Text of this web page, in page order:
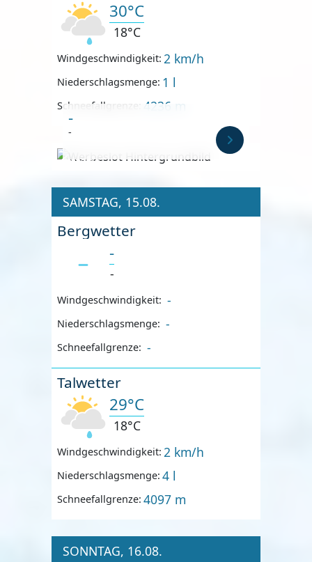
30°C
18°C
Windgeschwindigkeit: 2 km/h
Niederschlagsmenge: 1 l
Schneefallgrenze: 4236 m
Anzeige
-
-
SAMSTAG, 15.08.
Bergwetter
-
-
Windgeschwindigkeit: -
Niederschlagsmenge: -
Schneefallgrenze: -
Talwetter
29°C
18°C
Windgeschwindigkeit: 2 km/h
Niederschlagsmenge: 4 l
Schneefallgrenze: 4097 m
SONNTAG, 16.08.